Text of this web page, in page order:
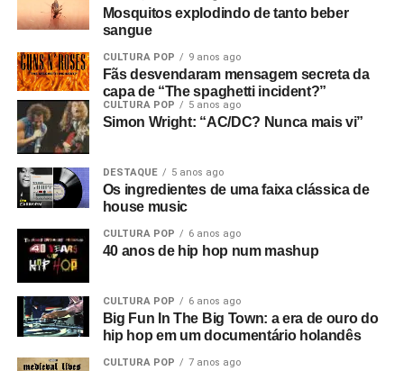
Mosquitos explodindo de tanto beber
sangue
CULTURA POP 9 anos ago
Fãs desvendaram mensagem secreta da
capa de “The spaghetti incident?”
CULTURA POP 5 anos ago
Simon Wright: “AC/DC? Nunca mais vi”
DESTAQUE 5 anos ago
Os ingredientes de uma faixa clássica de
house music
CULTURA POP 6 anos ago
40 anos de hip hop num mashup
CULTURA POP 6 anos ago
Big Fun In The Big Town: a era de ouro do
hip hop em um documentário holandês
CULTURA POP 7 anos ago